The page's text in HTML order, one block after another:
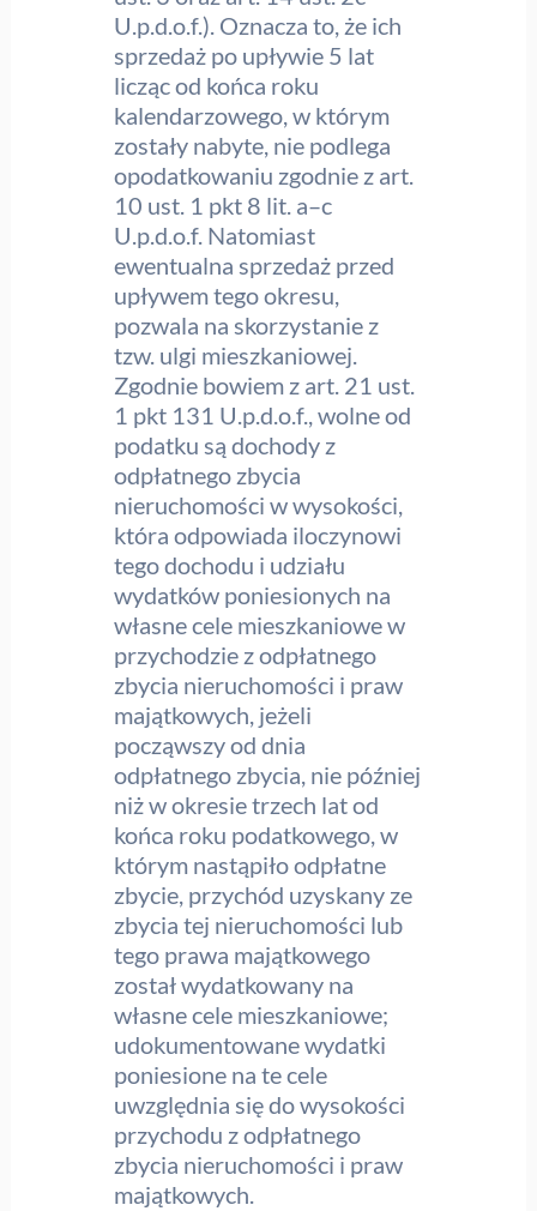
U.p.d.o.f.). Oznacza to, że ich
sprzedaż po upływie 5 lat
licząc od końca roku
kalendarzowego, w którym
zostały nabyte, nie podlega
opodatkowaniu zgodnie z art.
10 ust. 1 pkt 8 lit. a–c
U.p.d.o.f. Natomiast
ewentualna sprzedaż przed
upływem tego okresu,
pozwala na skorzystanie z
tzw. ulgi mieszkaniowej.
Zgodnie bowiem z art. 21 ust.
1 pkt 131 U.p.d.o.f., wolne od
podatku są dochody z
odpłatnego zbycia
nieruchomości w wysokości,
która odpowiada iloczynowi
tego dochodu i udziału
wydatków poniesionych na
własne cele mieszkaniowe w
przychodzie z odpłatnego
zbycia nieruchomości i praw
majątkowych, jeżeli
począwszy od dnia
odpłatnego zbycia, nie później
niż w okresie trzech lat od
końca roku podatkowego, w
którym nastąpiło odpłatne
zbycie, przychód uzyskany ze
zbycia tej nieruchomości lub
tego prawa majątkowego
został wydatkowany na
własne cele mieszkaniowe;
udokumentowane wydatki
poniesione na te cele
uwzględnia się do wysokości
przychodu z odpłatnego
zbycia nieruchomości i praw
majątkowych.